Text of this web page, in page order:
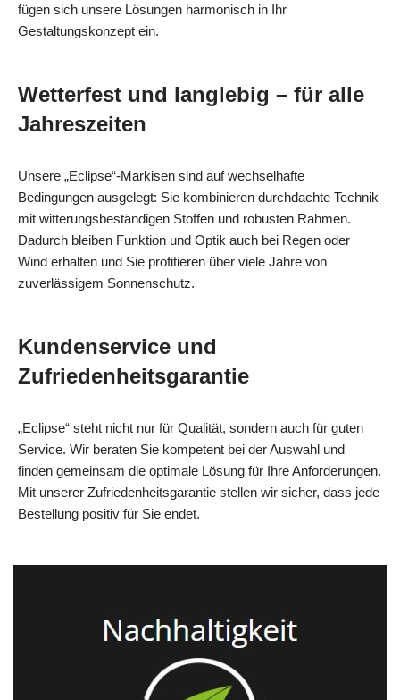
fügen sich unsere Lösungen harmonisch in Ihr
Gestaltungskonzept ein.
Wetterfest und langlebig – für alle
Jahreszeiten
Unsere „Eclipse“-Markisen sind auf wechselhafte
Bedingungen ausgelegt: Sie kombinieren durchdachte Technik
mit witterungsbeständigen Stoffen und robusten Rahmen.
Dadurch bleiben Funktion und Optik auch bei Regen oder
Wind erhalten und Sie profitieren über viele Jahre von
zuverlässigem Sonnenschutz.
Kundenservice und
Zufriedenheitsgarantie
„Eclipse“ steht nicht nur für Qualität, sondern auch für guten
Service. Wir beraten Sie kompetent bei der Auswahl und
finden gemeinsam die optimale Lösung für Ihre Anforderungen.
Mit unserer Zufriedenheitsgarantie stellen wir sicher, dass jede
Bestellung positiv für Sie endet.